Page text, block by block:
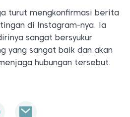
turut mengkonfirmasi berita
di Instagram-nya. Ia
sangat bersyukur
yang sangat baik dan akan
hubungan tersebut.